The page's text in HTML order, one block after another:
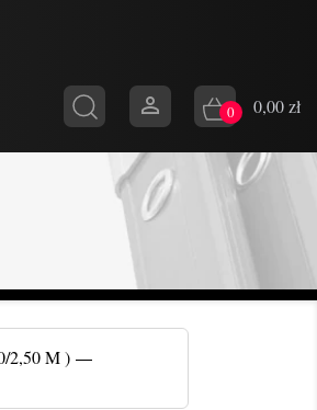
 0 0,00 zł
2,50 M )